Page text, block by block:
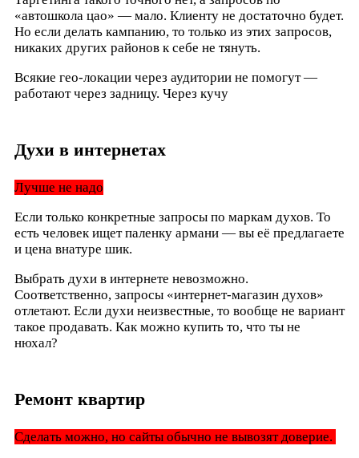
«автошкола цао» — мало. Клиенту не достаточно будет.
Но если делать кампанию, то только из этих запросов,
никаких других районов к себе не тянуть.
Всякие гео-локации через аудитории не помогут —
работают через задницу. Через кучу
Духи в интернетах
Лучше не надо
Если только конкретные запросы по маркам духов. То
есть человек ищет паленку армани — вы её предлагаете
и цена внатуре шик.
Выбрать духи в интернете невозможно.
Соответственно, запросы «интернет-магазин духов»
отлетают. Если духи неизвестные, то вообще не вариант
такое продавать. Как можно купить то, что ты не
нюхал?
Ремонт квартир
Сделать можно, но сайты обычно не вывозят доверие.